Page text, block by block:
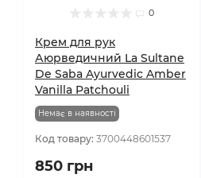
0
Крем для рук
Аюрведичний La Sultane
De Saba Ayurvedic Amber
Vanilla Patchouli
Немає в наявності
Код товару: 3700448601537
850 грн